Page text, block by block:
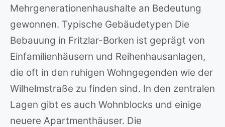
Mehrgenerationenhaushalte an Bedeutung
gewonnen. Typische Gebäudetypen Die
Bebauung in Fritzlar-Borken ist geprägt von
Einfamilienhäusern und Reihenhausanlagen,
die oft in den ruhigen Wohngegenden wie der
Wilhelmstraße zu finden sind. In den zentralen
Lagen gibt es auch Wohnblocks und einige
neuere Apartmenthäuser. Die